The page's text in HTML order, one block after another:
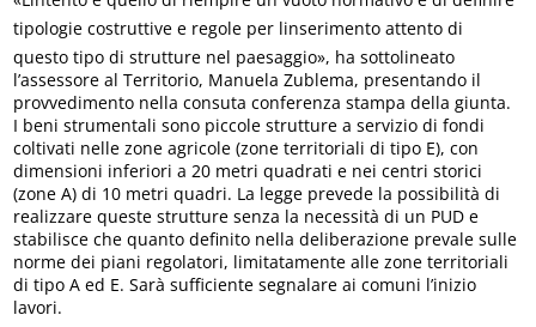
tipologie costruttive e regole per linserimento attento di
questo tipo di strutture nel paesaggio», ha sottolineato
l’assessore al Territorio, Manuela Zublema, presentando il
provvedimento nella consuta conferenza stampa della giunta.
I beni strumentali sono piccole strutture a servizio di fondi
coltivati nelle zone agricole (zone territoriali di tipo E), con
dimensioni inferiori a 20 metri quadrati e nei centri storici
(zone A) di 10 metri quadri. La legge prevede la possibilità di
realizzare queste strutture senza la necessità di un PUD e
stabilisce che quanto definito nella deliberazione prevale sulle
norme dei piani regolatori, limitatamente alle zone territoriali
di tipo A ed E. Sarà sufficiente segnalare ai comuni l’inizio
lavori.